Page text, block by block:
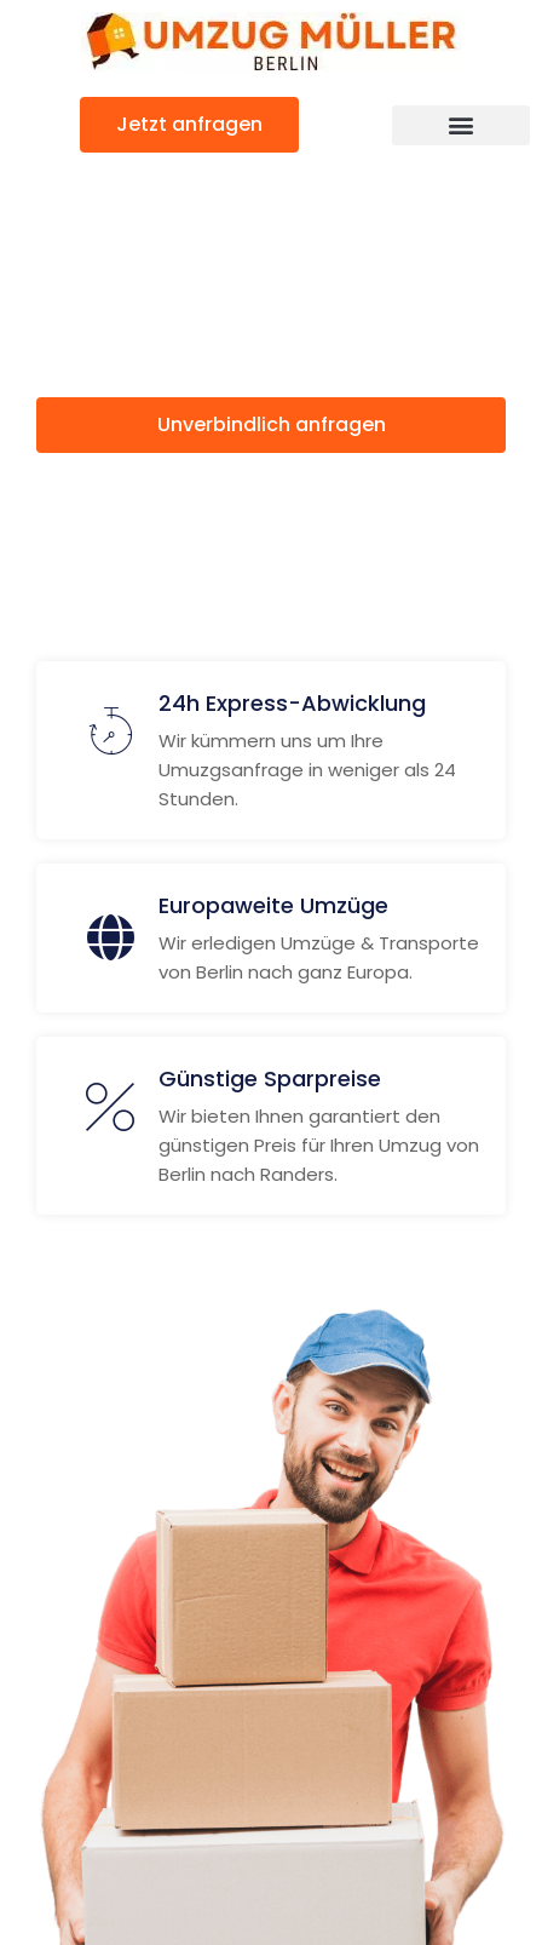
Jetzt anfragen
Unverbindlich anfragen
24h Express-Abwicklung
Wir kümmern uns um Ihre
Umuzgsanfrage in weniger als 24
Stunden.
Europaweite Umzüge
Wir erledigen Umzüge & Transporte
von Berlin nach ganz Europa.
Günstige Sparpreise
Wir bieten Ihnen garantiert den
günstigen Preis für Ihren Umzug von
Berlin nach Randers.